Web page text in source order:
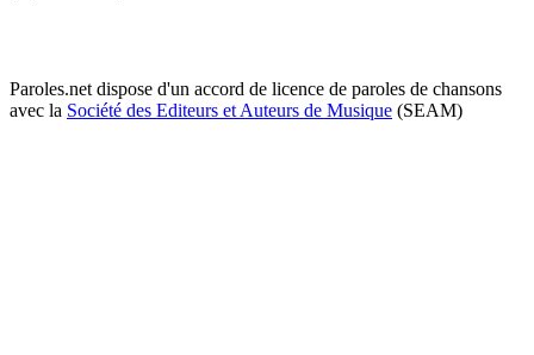
Paroles.net dispose d'un accord de licence de paroles de chansons
avec la Société des Editeurs et Auteurs de Musique (SEAM)